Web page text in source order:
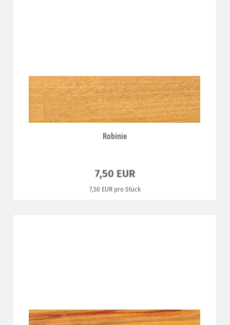
Robinie
7,50 EUR
7,50 EUR pro Stück